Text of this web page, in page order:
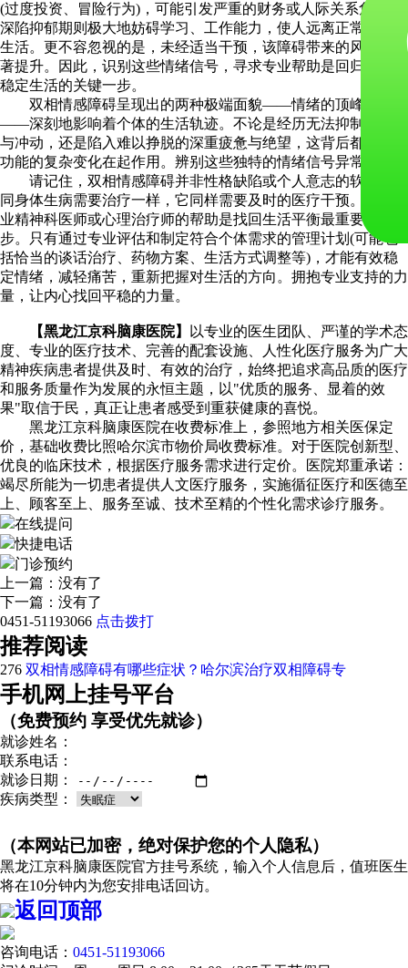
(过度投资、冒险行为)，可能引发严重的财务或人际关系危机。
深陷抑郁期则极大地妨碍学习、工作能力，使人远离正常的社交
生活。更不容忽视的是，未经适当干预，该障碍带来的风险会显
著提升。因此，识别这些情绪信号，寻求专业帮助是回归平衡与
稳定生活的关键一步。
双相情感障碍呈现出的两种极端面貌——情绪的顶峰与谷底
——深刻地影响着个体的生活轨迹。不论是经历无法抑制的高昂
与冲动，还是陷入难以挣脱的深重疲惫与绝望，这背后都是大脑
功能的复杂变化在起作用。辨别这些独特的情绪信号异常重要。
请记住，双相情感障碍并非性格缺陷或个人意志的软弱，如
同身体生病需要治疗一样，它同样需要及时的医疗干预。寻求专
业精神科医师或心理治疗师的帮助是找回生活平衡最重要的一
步。只有通过专业评估和制定符合个体需求的管理计划(可能包
括恰当的谈话治疗、药物方案、生活方式调整等)，才能有效稳
定情绪，减轻痛苦，重新把握对生活的方向。拥抱专业支持的力
量，让内心找回平稳的力量。
【黑龙江京科脑康医院】
以专业的医生团队、严谨的学术态
度、专业的医疗技术、完善的配套设施、人性化医疗服务为广大
精神疾病患者提供及时、有效的治疗，始终把追求高品质的医疗
和服务质量作为发展的永恒主题，以"优质的服务、显着的效
果"取信于民，真正让患者感受到重获健康的喜悦。
黑龙江京科脑康医院在收费标准上，参照地方相关医保定
价，基础收费比照哈尔滨市物价局收费标准。对于医院创新型、
优良的临床技术，根据医疗服务需求进行定价。医院郑重承诺：
竭尽所能为一切患者提供人文医疗服务，实施循征医疗和医德至
上、顾客至上、服务至诚、技术至精的个性化需求诊疗服务。
在线提问
快捷电话
门诊预约
上一篇：没有了
下一篇：没有了
0451-51193066 点击拨打
推荐阅读
276 双相情感障碍有哪些症状？哈尔滨治疗双相障碍专
手机网上挂号平台
（免费预约 享受优先就诊）
就诊姓名：
联系电话：
就诊日期：
疾病类型：
（本网站已加密，绝对保护您的个人隐私）
黑龙江京科脑康医院官方挂号系统，输入个人信息后，值班医生
将在10分钟内为您安排电话回访。
返回顶部
咨询电话： 0451-51193066